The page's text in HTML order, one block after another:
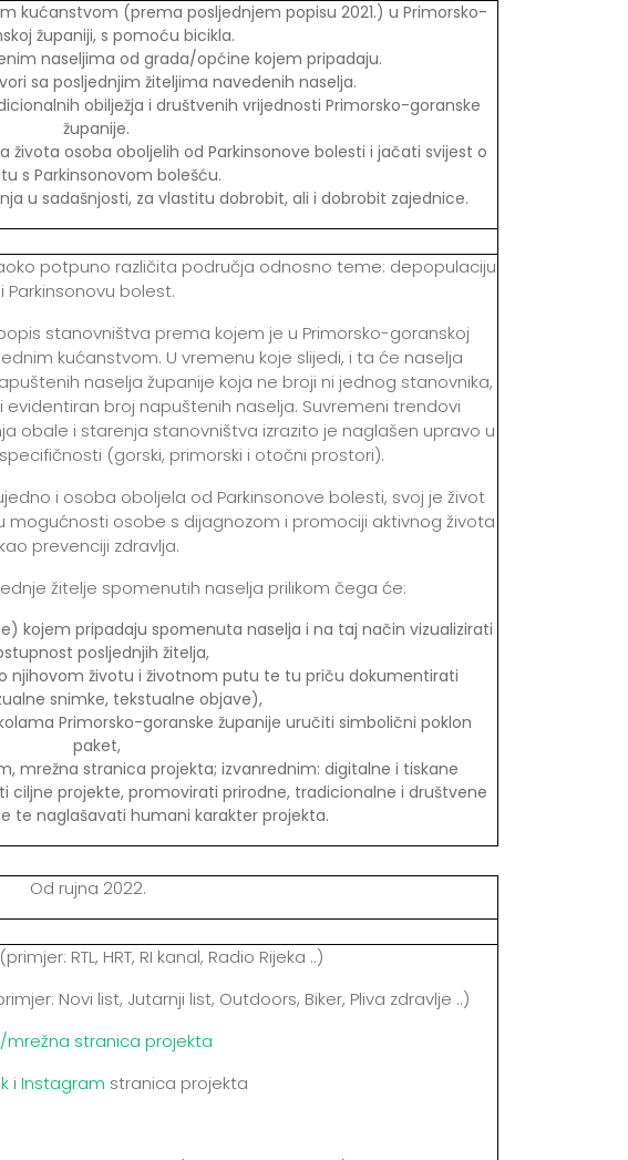
kućanstvom (prema posljednjem popisu 2021.) u Primorsko-
županiji, s pomoću bicikla.
naseljima od grada/općine kojem pripadaju.
sa posljednjim žiteljima navedenih naselja.
obilježja i društvenih vrijednosti Primorsko-goranske
županije.
osoba oboljelih od Parkinsonove bolesti i jačati svijest o
s Parkinsonovom bolešću.
u sadašnjosti, za vlastitu dobrobit, ali i dobrobit zajednice.
potpuno različita područja odnosno teme: depopulaciju
i Parkinsonovu bolest.
stanovništva prema kojem je u Primorsko-goranskoj
kućanstvom. U vremenu koje slijedi, i ta će naselja
naselja županije koja ne broji ni jednog stanovnika,
broj napuštenih naselja. Suvremeni trendovi
obale i starenja stanovništva izrazito je naglašen upravo u
(gorski, primorski i otočni prostori).
i osoba oboljela od Parkinsonove bolesti, svoj je život
mogućnosti osobe s dijagnozom i promociji aktivnog života
kao prevenciji zdravlja.
žitelje spomenutih naselja prilikom čega će:
kojem pripadaju spomenuta naselja i na taj način vizualizirati
posljednjih žitelja,
njihovom životu i životnom putu te tu priču dokumentirati
snimke, tekstualne objave),
Primorsko-goranske županije uručiti simbolični poklon
paket,
mrežna stranica projekta; izvanrednim: digitalne i tiskane
ciljne projekte, promovirati prirodne, tradicionalne i društvene
te naglašavati humani karakter projekta.
Od rujna 2022.
RTL, HRT, RI kanal, Radio Rijeka ..)
Novi list, Jutarnji list, Outdoors, Biker, Pliva zdravlje ..)
mrežna stranica projekta
i Instagram stranica projekta